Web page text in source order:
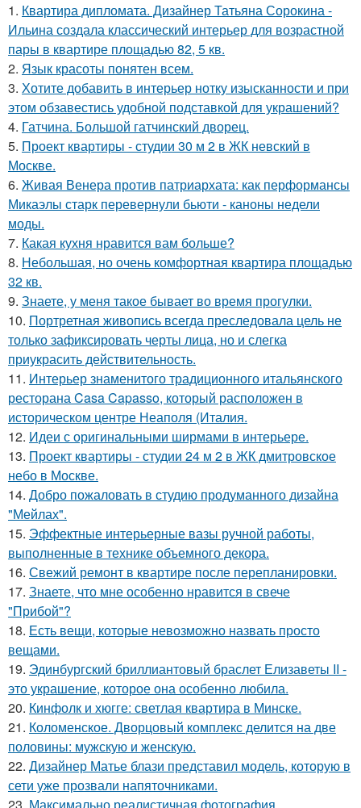
1. Квартира дипломата. Дизайнер Татьяна Сорокина -
Ильина создала классический интерьер для возрастной
пары в квартире площадью 82, 5 кв.
2. Язык красоты понятен всем.
3. Хотите добавить в интерьер нотку изысканности и при
этом обзавестись удобной подставкой для украшений?
4. Гатчина. Большой гатчинский дворец.
5. Проект квартиры - студии 30 м 2 в ЖК невский в
Москве.
6. Живая Венера против патриархата: как перформансы
Микаэлы старк перевернули бьюти - каноны недели
моды.
7. Какая кухня нравится вам больше?
8. Небольшая, но очень комфортная квартира площадью
32 кв.
9. Знаете, у меня такое бывает во время прогулки.
10. Портретная живопись всегда преследовала цель не
только зафиксировать черты лица, но и слегка
приукрасить действительность.
11. Интерьер знаменитого традиционного итальянского
ресторана Casa Capasso, который расположен в
историческом центре Неаполя (Италия.
12. Идеи с оригинальными ширмами в интерьере.
13. Проект квартиры - студии 24 м 2 в ЖК дмитровское
небо в Москве.
14. Добро пожаловать в студию продуманного дизайна
"Мейлах".
15. Эффектные интерьерные вазы ручной работы,
выполненные в технике объемного декора.
16. Свежий ремонт в квартире после перепланировки.
17. Знаете, что мне особенно нравится в свече
"Прибой"?
18. Есть вещи, которые невозможно назвать просто
вещами.
19. Эдинбургский бриллиантовый браслет Елизаветы II -
это украшение, которое она особенно любила.
20. Кинфолк и хюгге: светлая квартира в Минске.
21. Коломенское. Дворцовый комплекс делится на две
половины: мужскую и женскую.
22. Дизайнер Матье блази представил модель, которую в
сети уже прозвали напяточниками.